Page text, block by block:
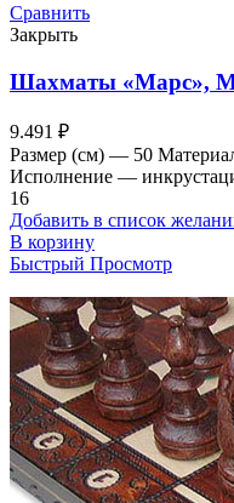
Сравнить
Закрыть
Шахматы «Марс»,
9.491 ₽
Размер (см) — 50
Исполнение —
16
Добавить в список
В корзину
Быстрый Просмотр